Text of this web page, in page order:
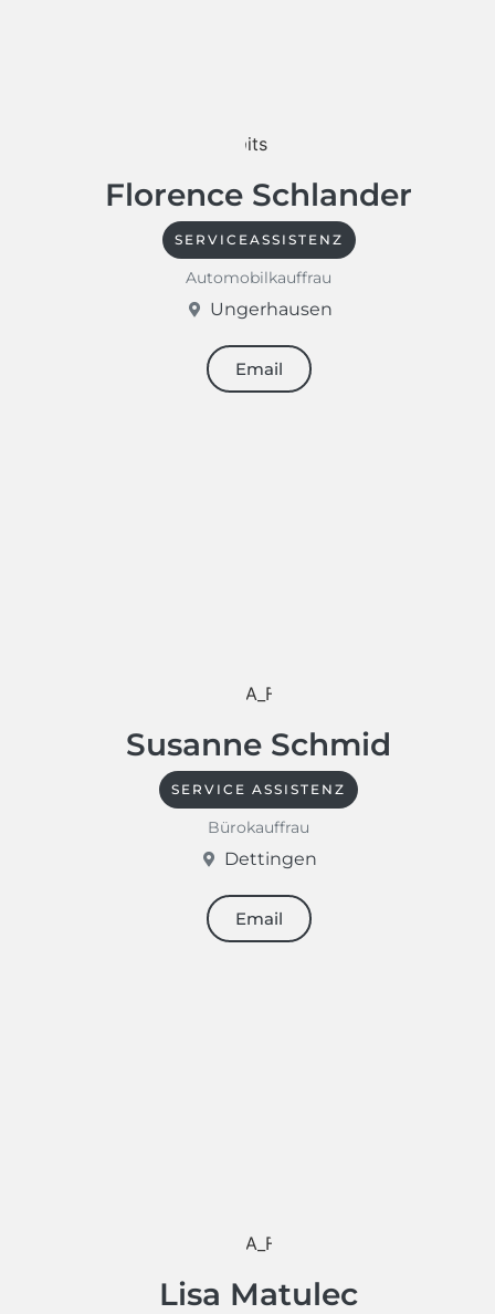
Florence Schlander
SERVICEASSISTENZ
Automobilkauffrau
Ungerhausen
Email
Susanne Schmid
SERVICE ASSISTENZ
Bürokauffrau
Dettingen
Email
Lisa Matulec